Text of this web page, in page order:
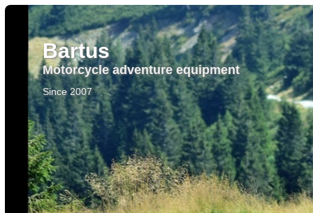
Bartus
Motorcycle adventure equipment
Since 2007